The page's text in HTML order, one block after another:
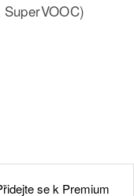
se k Premium